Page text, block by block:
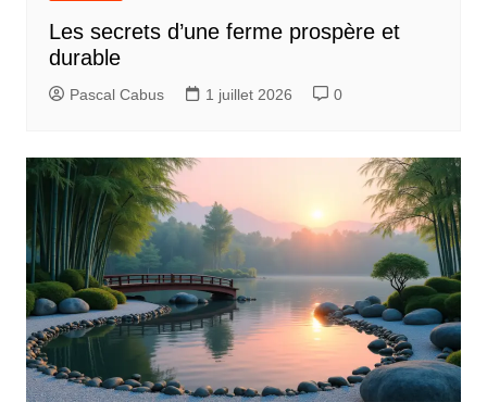
Les secrets d’une ferme prospère et
durable
Pascal Cabus 1 juillet 2026 0